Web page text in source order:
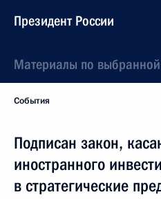
Президент России
Материалы по
События
Подписан закон,
иностранного
в стратегические